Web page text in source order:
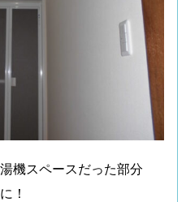
機スペースだった部分
！